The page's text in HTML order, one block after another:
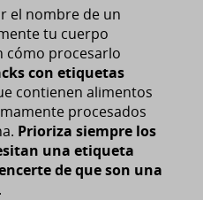
el nombre de un
tu cuerpo
cómo procesarlo
con etiquetas
contienen alimentos
procesados
Prioriza siempre los
una etiqueta
de que son una
.